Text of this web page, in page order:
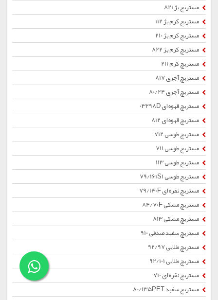
مستربچ بژ 821
مستربچ کرم بژ 112
مستربچ کرم بژ 210
مستربچ کرم بژ 822
مستربچ کرم 211
مستربچ آجری 817
مستربچ آجری 80/24
مستربچ قهوه ای 03298D
مستربچ قهوه ای 812
مستربچ طوسی 712
مستربچ طوسی 711
مستربچ طوسی 113
مستربچ طوسی 79/161S1
مستربچ نقره ای 79/140F
مستربچ مشکی 84/70F
مستربچ مشکی 813
مستربچ سفید صدفی 910
مستربچ طلایی 92/97
مستربچ طلایی 92/101
مستربچ نقره ای 710
مستربچ سفید 80/135PET